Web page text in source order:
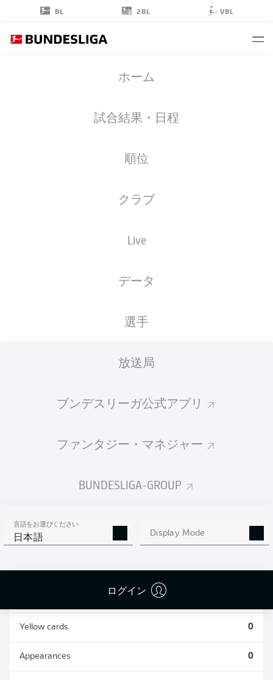
BL 2BL VBL
ホーム
試合結果・日程
順位
クラブ
Live
データ
選手
放送局
ブンデスリーガ公式アプリ
ファンタジー・マネジャー
BUNDESLIGA-GROUP
言語をお選びください
日本語 Display Mode
ログイン
BORUSSIA MÖNCHENGLADBACH
16.03.1997
2026/2027
統計 シーズン 2026/2027
AERIAL DUELS
WON
Yellow cards 0
Appearances 0